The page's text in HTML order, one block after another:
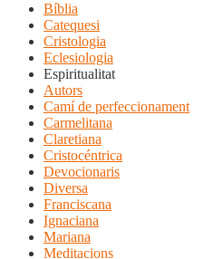
Bíblia
Catequesi
Cristologia
Eclesiologia
Espiritualitat
Autors
Camí de perfeccionament
Carmelitana
Claretiana
Cristocéntrica
Devocionaris
Diversa
Franciscana
Ignaciana
Mariana
Meditacions